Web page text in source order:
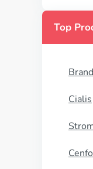
Top
Cialis